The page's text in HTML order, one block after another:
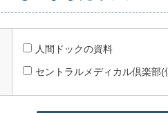
人間ドックの資料
セントラルメディカル倶楽